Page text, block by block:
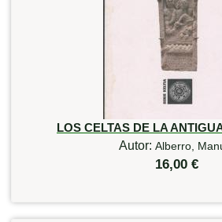
LOS CELTAS DE LA
Autor: Alberro,
16,00 €